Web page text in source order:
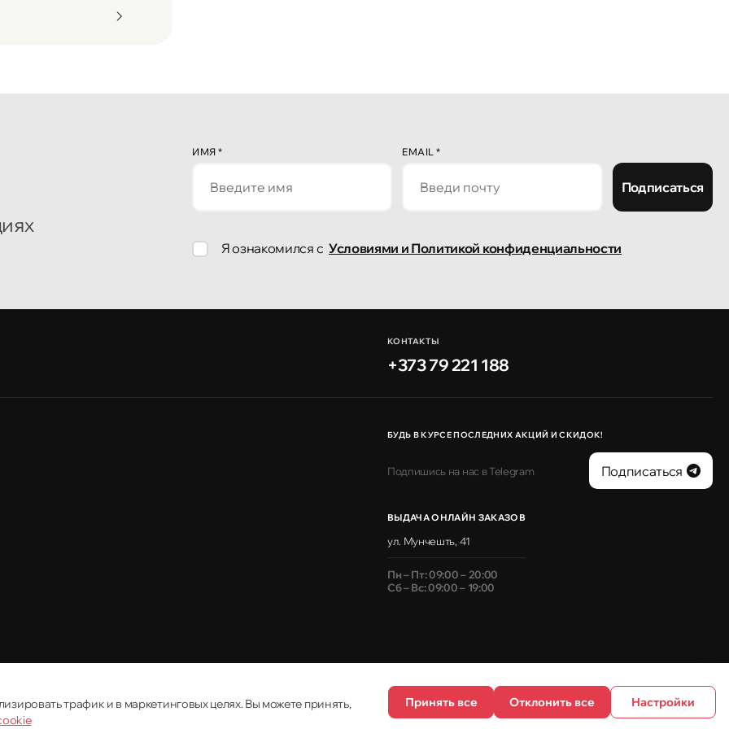
ИМЯ * EMAIL*
Подписаться
Я ознакомился с Условиями и Политикой конфиденциальности
КОНТАКТЫ
+373 79 221 188
БУДЬ В КУРСЕ ПОСЛЕДНИХ АКЦИЙ И СКИДОК!
Подпишись на нас в Telegram Подписаться
ВЫДАЧА ОНЛАЙН ЗАКАЗОВ
ул. Мунчешть, 41
Пн – Пт: 09:00 – 20:00
Сб – Вс: 09:00 – 19:00
трафик и в маркетинговых целях. Вы можете принять,
Принять все Отклонить все Настройки